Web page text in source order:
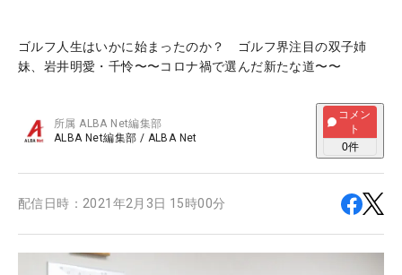
ゴルフ人生はいかに始まったのか？ ゴルフ界注目の双子姉
妹、岩井明愛・千怜〜〜コロナ禍で選んだ新たな道〜〜
所属ALBA Net編集部
ALBA Net編集部 / ALBA Net
コメン
ト
0件
配信日時： 2021年2月3日 15時00分